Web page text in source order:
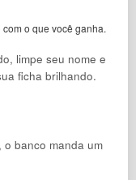
o que você ganha.
limpe seu nome e
ficha brilhando.
banco manda um